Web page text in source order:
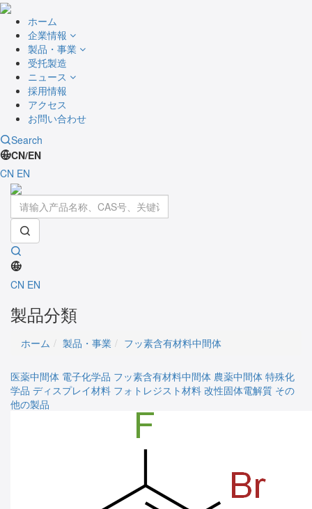
ホーム
企業情報
製品・事業
受托製造
ニュース
採用情報
アクセス
お問い合わせ
Search
CN/EN
CN EN
CN EN
製品分類
ホーム 製品・事業 フッ素含有材料中間体
医薬中間体 電子化学品 フッ素含有材料中間体 農薬中間体 特殊化
学品 ディスプレイ材料 フォトレジスト材料 改性固体電解質 その
他の製品